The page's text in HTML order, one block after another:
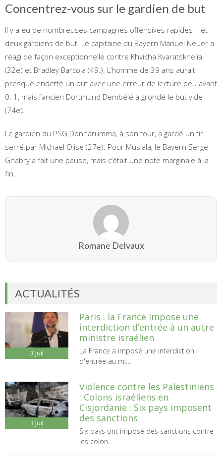
Concentrez-vous sur le gardien de but
Il y a eu de nombreuses campagnes offensives rapides – et
deux gardiens de but. Le capitaine du Bayern Manuel Neuer a
réagi de façon exceptionnelle contre Khvicha Kvaratskhelia
(32e) et Bradley Barcola (49.). L’homme de 39 ans aurait
presque endetté un but avec une erreur de lecture peu avant
0: 1, mais l’ancien Dortmund Dembélé a grondé le but vide
(74e).
Le gardien du PSG Donnarumma, à son tour, a gardé un tir
serré par Michael Olise (27e). Pour Musiala, le Bayern Serge
Gnabry a fait une pause, mais c’était une note marginale à la
fin.
Romane Delvaux
ACTUALITÉS
3 Juil
Paris : la France impose une
interdiction d’entrée à un autre
ministre israélien
La France a imposé une interdiction
d'entrée au mi...
3 Juil
Violence contre les Palestiniens
: Colons israéliens en
Cisjordanie : Six pays imposent
des sanctions
Six pays ont imposé des sanctions contre
les colon...